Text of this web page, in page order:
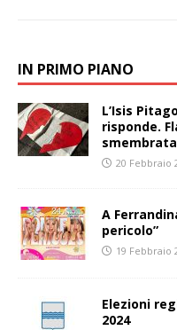
IN PRIMO PIANO
L’Isis
risponde.
smembrata
20 Febbraio
A
pericolo”
19 Febbraio
Elezioni
2024